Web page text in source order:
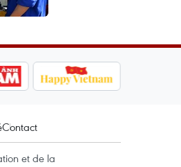
Contact
et de la